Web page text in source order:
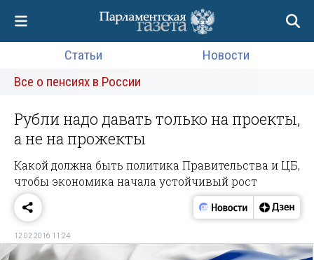
Статьи
Новости
Все о пенсиях в России
Рубли надо давать только на проекты,
а не на прожекты
Какой должна быть политика Правительства и ЦБ,
чтобы экономика начала устойчивый рост
12.02.2016 11:24